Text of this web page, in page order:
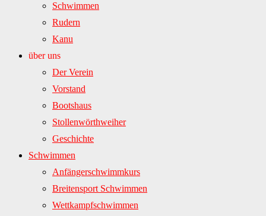
Schwimmen
Rudern
Kanu
über uns
Der Verein
Vorstand
Bootshaus
Stollenwörthweiher
Geschichte
Schwimmen
Anfängerschwimmkurs
Breitensport Schwimmen
Wettkampfschwimmen